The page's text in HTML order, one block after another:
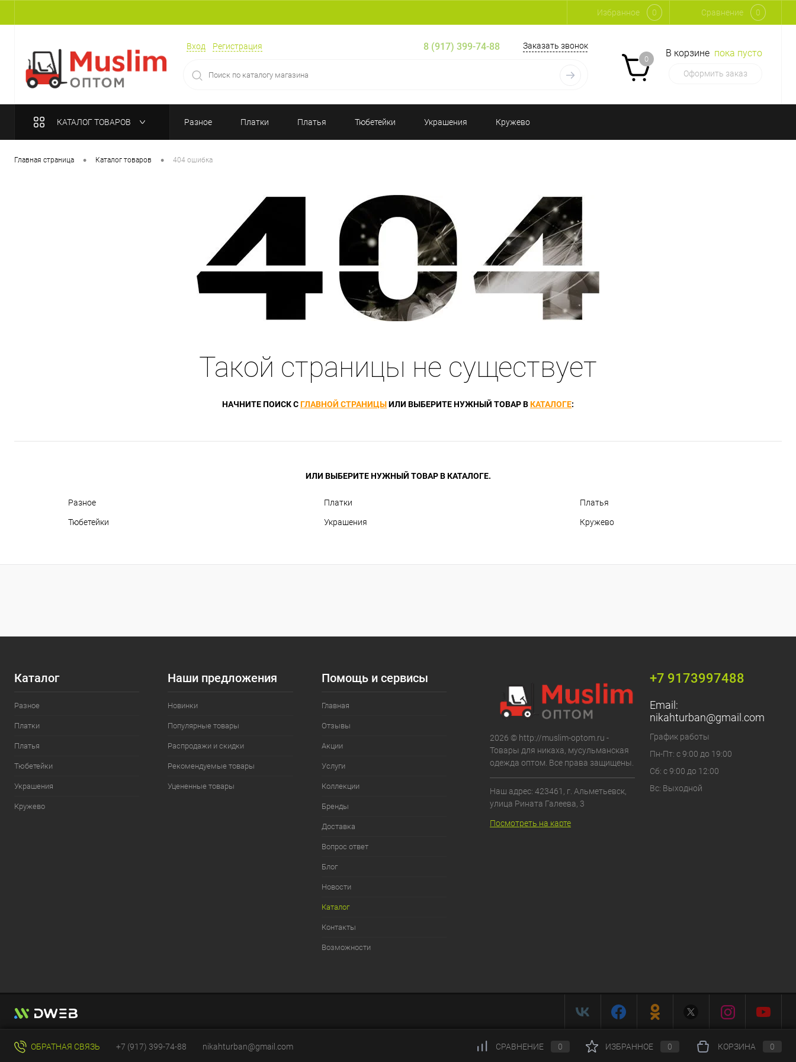
Избранное 0 Сравнение 0
Вход Регистрация 8 (917) 399-74-88 Заказать звонок
0
В корзине пока пусто
Оформить заказ
КАТАЛОГ ТОВАРОВ Разное Платки Платья Тюбетейки Украшения Кружево
Главная страница • Каталог товаров • 404 ошибка
Такой страницы не существует
НАЧНИТЕ ПОИСК СГЛАВНОЙ СТРАНИЦЫИЛИ ВЫБЕРИТЕ НУЖНЫЙ ТОВАР ВКАТАЛОГЕ:
ИЛИ ВЫБЕРИТЕ НУЖНЫЙ ТОВАР В КАТАЛОГЕ.
Разное Платки Платья
Тюбетейки Украшения Кружево
Каталог
Разное
Платки
Платья
Тюбетейки
Украшения
Кружево
Наши предложения
Новинки
Популярные товары
Распродажи и скидки
Рекомендуемые товары
Уцененные товары
Помощь и сервисы
Главная
Отзывы
Акции
Услуги
Коллекции
Бренды
Доставка
Вопрос ответ
Блог
Новости
Каталог
Контакты
Возможности
2026 © http://muslim-optom.ru -
Товары для никаха, мусульманская
одежда оптом. Все права защищены.
Наш адрес: 423461, г. Альметьевск,
улица Рината Галеева, 3
Посмотреть на карте
+7 9173997488
Email:
nikahturban@gmail.com
График работы
Пн-Пт: с 9:00 до 19:00
Сб: с 9:00 до 12:00
Вс: Выходной
ОБРАТНАЯ СВЯЗЬ +7 (917) 399-74-88 nikahturban@gmail.com СРАВНЕНИЕ 0 ИЗБРАННОЕ 0 КОРЗИНА 0